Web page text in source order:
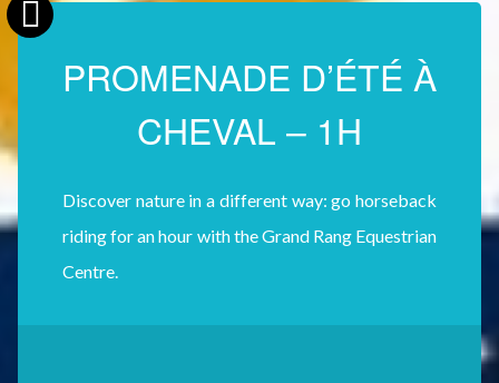
PROMENADE D’ÉTÉ À
CHEVAL – 1H
Discover nature in a different way: go horseback
riding for an hour with the Grand Rang Equestrian
Centre.